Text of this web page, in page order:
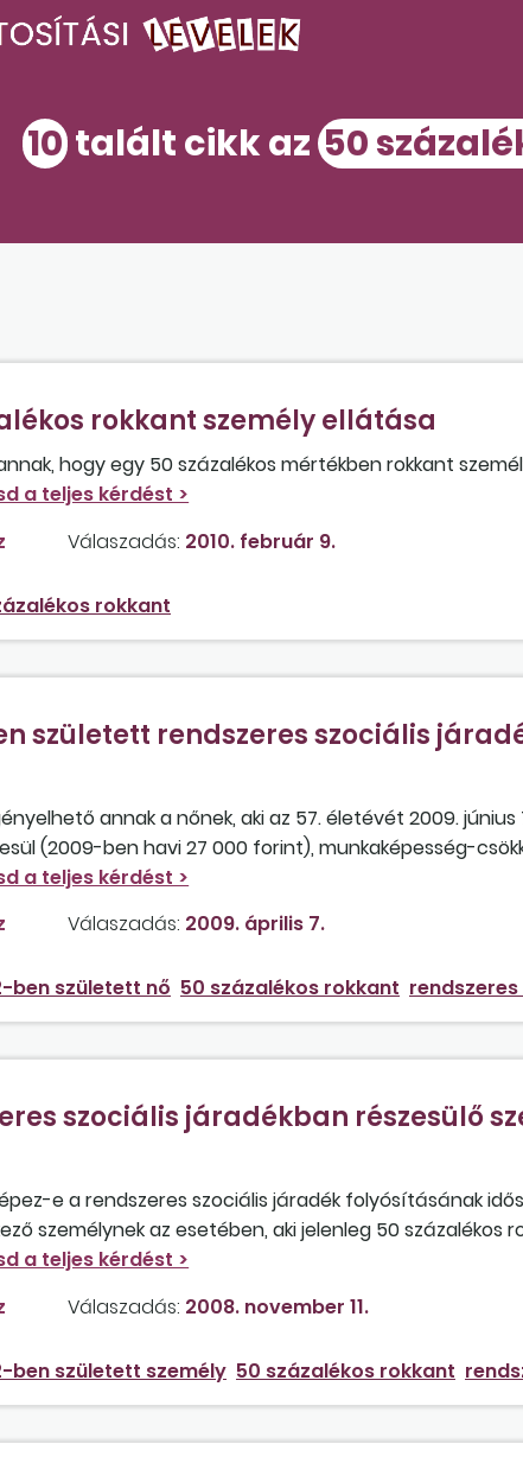
10talált cikk az 50
rokkant személy ellátása
hogy egy 50 százalékos mértékben rokkant
Válaszadás: 2010. február 9.
rokkant
született rendszeres szociális
annak a nőnek, aki az 57. életévét 2009.
(2009-ben havi 27 000 forint), munkaképesség-
év szolgálati idővel rendelkezik?
Válaszadás: 2009. április 7.
ben született nő 50 százalékos rokkant
szociális járadékban részesülő
e a rendszeres szociális járadék folyósításának
személynek az esetében, aki jelenleg 50 százalékos
Válaszadás: 2008. november 11.
ben született személy 50 százalékos rokkant